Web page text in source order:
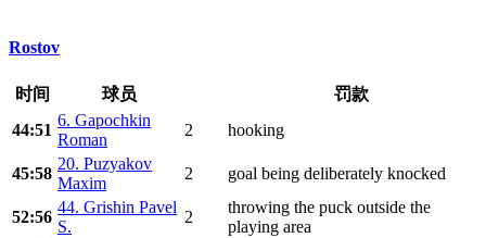
Rostov
时间 球员
罚款
44:51
6. Gapochkin
Roman
2 hooking
45:58
20. Puzyakov
Maxim
2 goal being deliberately knocked
52:56
44. Grishin Pavel
S.
2
throwing the puck outside the
playing area